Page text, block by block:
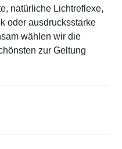
natürliche Lichtreflexe,
oder ausdrucksstarke
wählen wir die
zur Geltung